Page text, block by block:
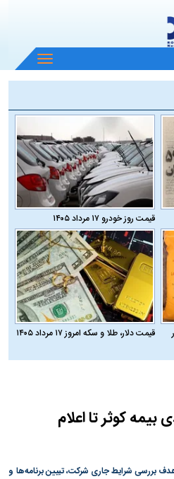
باز
و
منو
قیمت روز خودرو ۱۷ مرداد ۱۴۰۵
قیمت دلار، طلا و سکه امروز ۱۷ مرداد ۱۴۰۵
کوثر تا اعلام
بررسی شرایط جاری شرکت، تبیین برنامه‌ها و